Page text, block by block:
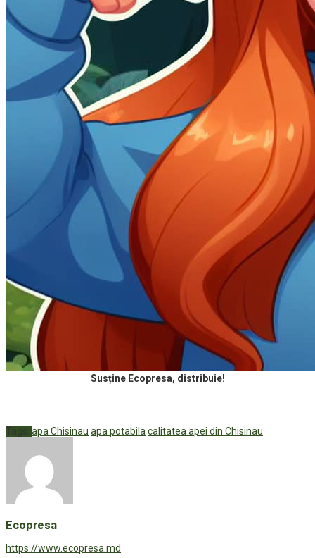
Susține Ecopresa, distribuie!
Tags: apa Chisinau apa potabila calitatea apei din Chisinau
Ecopresa
https://www.ecopresa.md